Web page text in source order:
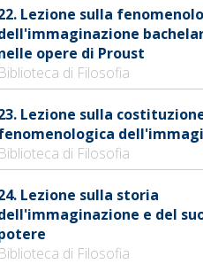
Lezione sulla
opere di Proust
Biblioteca di Filosofia
Lezione sulla
Biblioteca di Filosofia
Lezione sulla storia
e del
Biblioteca di Filosofia